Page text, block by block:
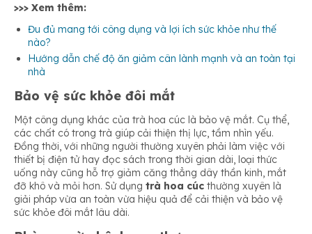
>>> Xem thêm:
Đu đủ mang tới công dụng và lợi ích sức khỏe như thế
nào?
Hướng dẫn chế độ ăn giảm cân lành mạnh và an toàn tại
nhà
Bảo vệ sức khỏe đôi mắt
Một công dụng khác của trà hoa cúc là bảo vệ mắt. Cụ thể,
các chất có trong trà giúp cải thiện thị lực, tầm nhìn yếu.
Đồng thời, với những người thường xuyên phải làm việc với
thiết bị điện tử hay đọc sách trong thời gian dài, loại thức
uống này cũng hỗ trợ giảm căng thẳng dây thần kinh, mắt
đỡ khô và mỏi hơn. Sử dụng trà hoa cúc thường xuyên là
giải pháp vừa an toàn vừa hiệu quả để cải thiện và bảo vệ
sức khỏe đôi mắt lâu dài.